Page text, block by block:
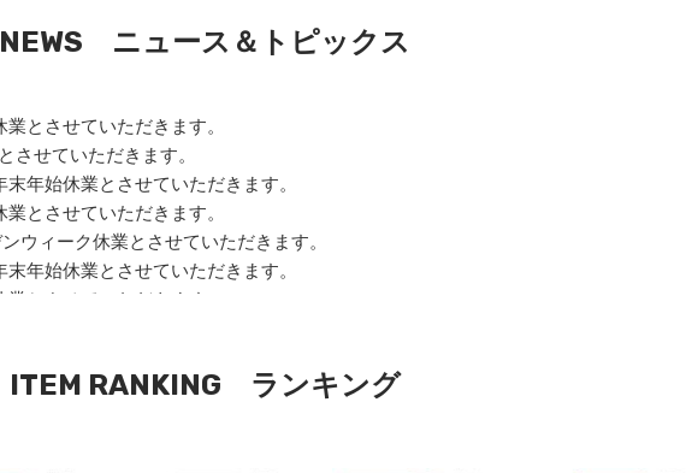
NEWS ニュース＆トピックス
ITEM RANKING ランキング